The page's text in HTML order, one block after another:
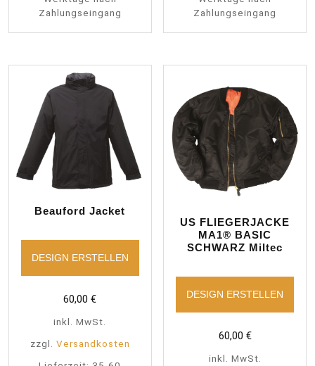
Zahlungseingang
Zahlungseingang
Beauford Jacket
DESIGN ERSTELLEN
60,00€
inkl. MwSt.
zzgl. Versandkosten
US FLIEGERJACKE
MA1® BASIC
SCHWARZ Miltec
DESIGN ERSTELLEN
60,00 €
inkl. MwSt.